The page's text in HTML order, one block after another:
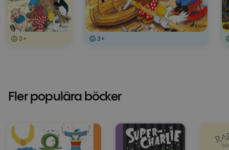
3+ 3+
Fler populära böcker